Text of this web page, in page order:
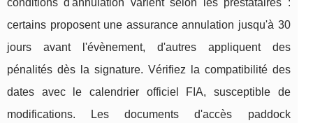
certains proposent une assurance annulation jusqu'à 30
jours avant l'évènement, d'autres appliquent des
pénalités dès la signature. Vérifiez la compatibilité des
dates avec le calendrier officiel FIA, susceptible de
modifications. Les documents d'accès paddock